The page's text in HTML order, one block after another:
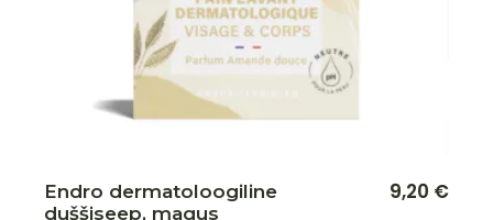
Endro dermatoloogiline
duššiseep, magus
9,20 €